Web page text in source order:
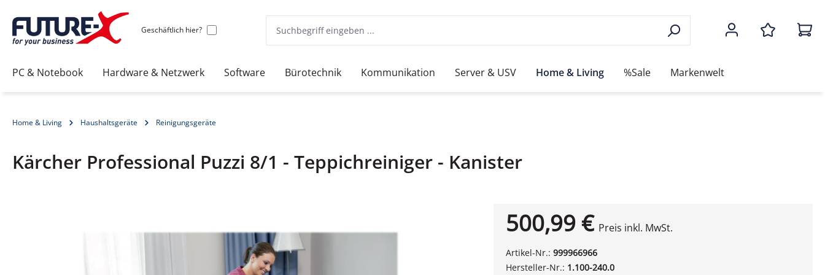
Geschäftlich hier?
PC & Notebook Hardware & Netzwerk Software Bürotechnik Kommunikation Server & USV Home & Living %Sale Markenwelt
Home & Living Haushaltsgeräte Reinigungsgeräte
Kärcher Professional Puzzi 8/1 - Teppichreiniger - Kanister
500,99 € Preis inkl. MwSt.
Artikel-Nr.: 999966966
Hersteller-Nr.: 1.100-240.0